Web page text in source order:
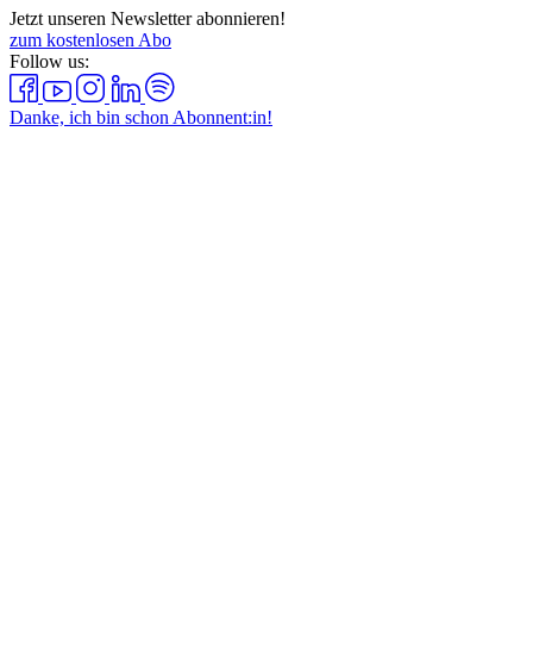
Jetzt unseren Newsletter abonnieren!
zum kostenlosen Abo
Follow us:
Danke, ich bin schon Abonnent:in!